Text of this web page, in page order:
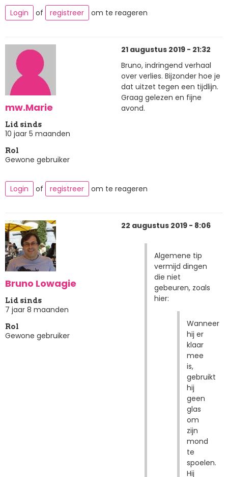
Login
of registreer om te reageren
mw.Marie
Lid sinds
10 jaar 5 maanden
Rol
Gewone gebruiker
21 augustus 2019 - 21:32
Bruno, indringend verhaal
over verlies. Bijzonder hoe je
dat uitzet tegen een tijdlijn.
Graag gelezen en fijne
avond.
Login of registreer om te reageren
Bruno Lowagie
Lid sinds
7 jaar 8 maanden
Rol
Gewone gebruiker
22 augustus 2019 - 8:06
Algemene tip
vermijd dingen
die niet
gebeuren, zoals
hier:
Wanneer
hij er
klaar
mee
is,
gebruikt
hij
geen
glas
om
zijn
mond
te
spoelen.
Hij